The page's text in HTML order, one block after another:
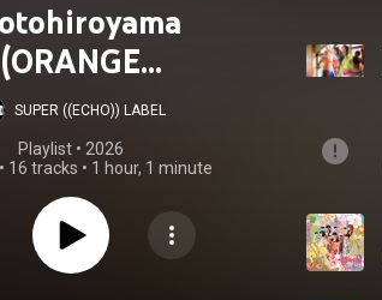
(ORANGE
delofanilia)
[2009-2023]
SUPER ((ECHO)) LABEL
Playlist • 2026
• 16 tracks • 1 hour, 1 minute